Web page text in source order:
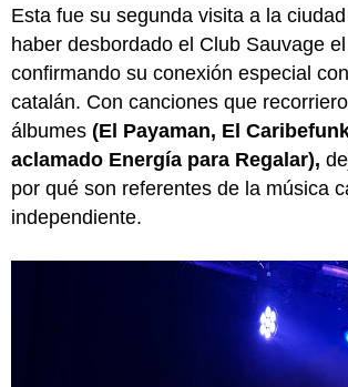
Esta fue su segunda visita a la
haber desbordado el Club Sauvage
confirmando su conexión especial
catalán. Con canciones que
álbumes (El Payaman, El
aclamado Energía para Regalar),
por qué son referentes de la música
independiente.